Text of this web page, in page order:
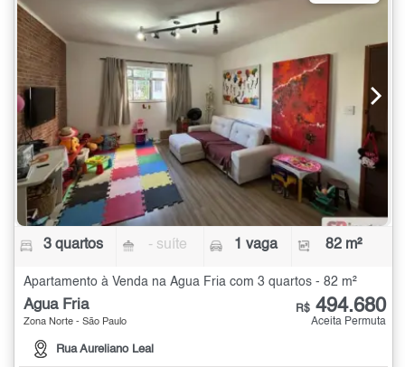
3 quartos - suíte 1 vaga 82 m²
Apartamento à Venda na Água Fria com 3 quartos - 82 m²
Água Fria
Zona Norte - São Paulo
Rua Aureliano Leal
R$ 494.680
Aceita Permuta